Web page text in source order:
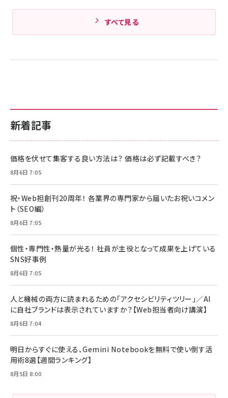
新着記事
価格を伏せて集客する良い方法は？ 価格は必ず記載すべき？
8月6日 7:05
祝・Web担創刊20周年！ 各業界の専門家から届いたお祝いコメン
ト（SEO編）
8月6日 7:05
個性・専門性・熱量が光る！ 社員が主役となって成果を上げている
SNS好事例
8月6日 7:05
人と機械の両方に読まれるための「アクセシビリティツリー」／AI
に自社ブランドは表示されていますか？【Web担当者向け講演】
8月6日 7:04
明日からすぐに使える、Gemini Notebookを無料で使い倒す活
用術8選【週間ランキング】
8月5日 8:00
すべて見る